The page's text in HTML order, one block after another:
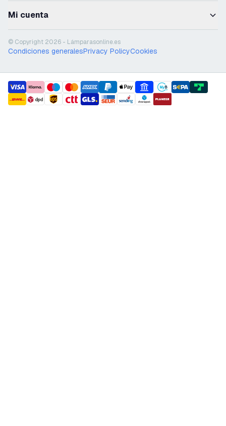
Mi cuenta
© Copyright 2026 - Lámparasonline.es
Condiciones generalesPrivacy PolicyCookies
payment methods
shipment methods